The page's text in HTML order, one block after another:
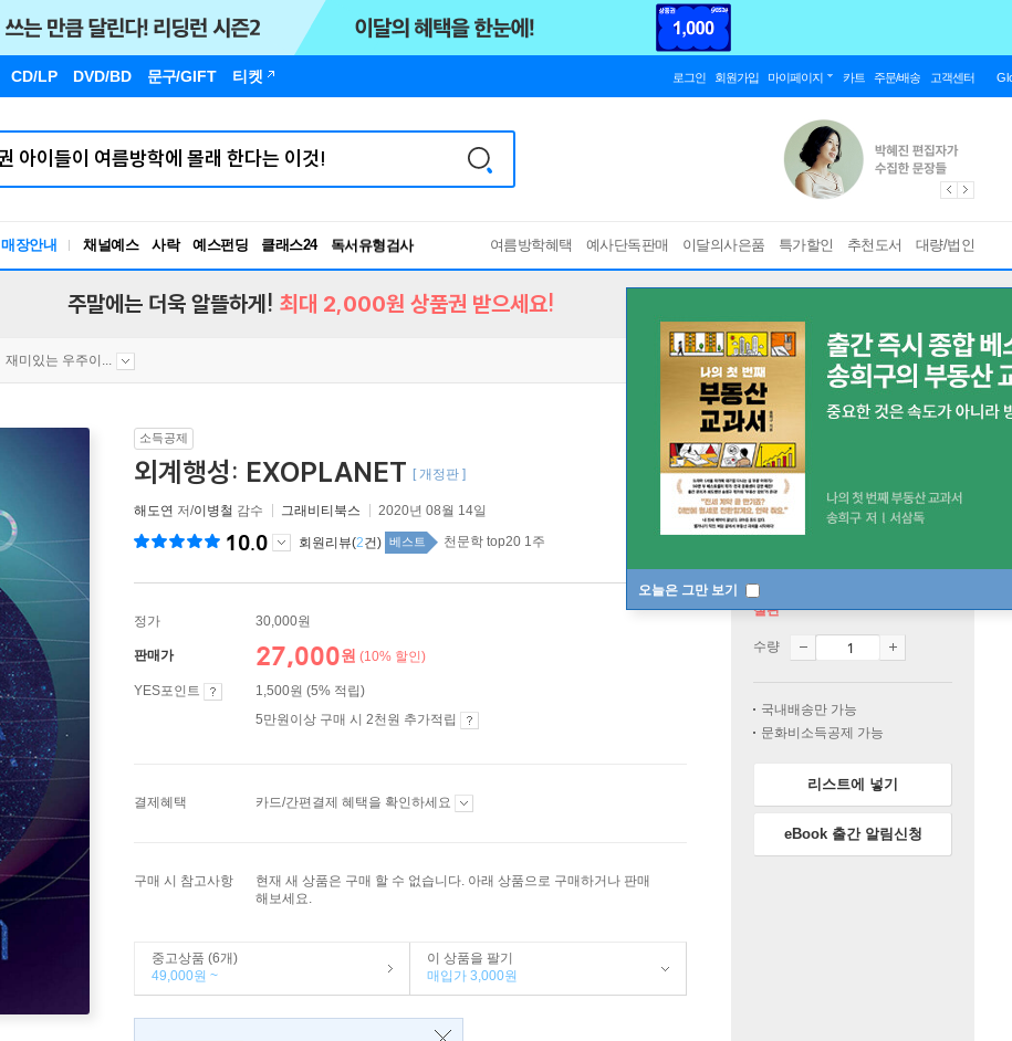
CD/LP DVD/BD 문구/GIFT 티켓 로그인 회원가입 마이페이지 카트 주문/배송 고객센터
매장안내 채널예스 사락 예스펀딩 클래스24
독서유형검사
RBTI Lab
여름방학혜택 예사단독판매 이달의사은품 특가할인 추천도서 대량/법인
오늘은 그만 보기
주말에는 더욱 알뜰하게! 최대 2,000원 상품권 받으세요!
재미있는 우주이...
소득공제
외계행성: EXOPLANET [ 개정판 ]
해도연 저/이병철 감수 그래비티북스 2020년 08월 14일
10.0 회원리뷰(2건) 베스트 천문학 top20 1주
정가 30,000원
판매가 27,000원 (10% 할인)
YES포인트
1,500원 (5% 적립)
5만원이상 구매 시 2천원 추가적립
결제혜택 카드/간편결제 혜택을 확인하세요
구매 시 참고사항
현재 새 상품은 구매 할 수 없습니다. 아래 상품으로 구매하거나 판매
해보세요.
중고상품 (6개)
49,000원 ~
이 상품을 팔기
매입가 3,000원
절판
수량
국내배송만 가능
문화비소득공제 가능
리스트에 넣기
eBook 출간 알림신청